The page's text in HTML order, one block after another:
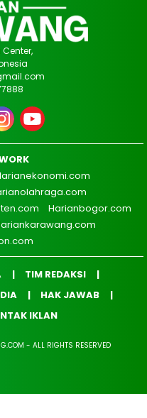
Harianbogor.com
TIM REDAKSI
HAK JAWAB
IKLAN
- ALL RIGHTS RESERVED